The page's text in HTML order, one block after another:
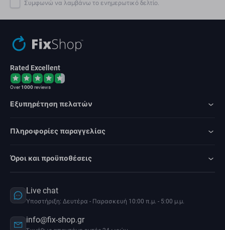
Συμφωνώ να λαμβάνω το ενημερωτικό δελτίο.
Rated Excellent
Over1000reviews
Εξυπηρέτηση πελατών
Πληροφορίες παραγγελίας
Όροι και προϋποθέσεις
Live chat
Υποστήριξη: Δευτέρα - Παρασκευή 10:00 π.μ. - 5:00 μ.μ.
info@fix-shop.gr